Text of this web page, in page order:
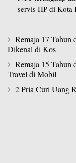
servis HP di Kota
Remaja 17 Tahun
Dikenal di Kos
Remaja 15 Tahun
Travel di Mobil
2 Pria Curi Uang